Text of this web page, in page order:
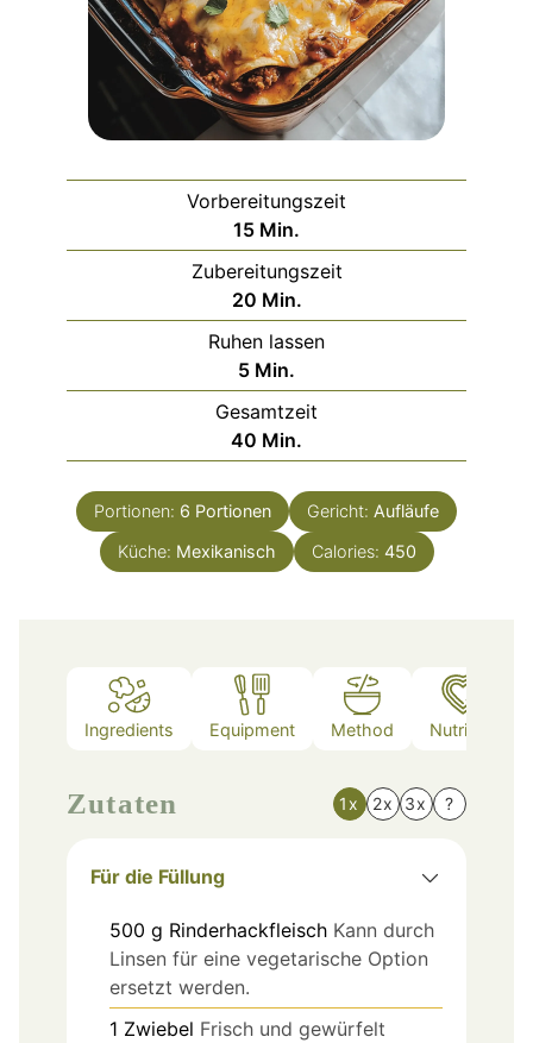
Vorbereitungszeit
15Minuten
Min.
Zubereitungszeit
20Minuten
Min.
Ruhen lassen
5Minuten
Min.
Gesamtzeit
40 Minuten
Min.
Portionen: 6 Portionen Gericht: Aufläufe
Küche: Mexikanisch Calories: 450
Ingredients Equipment Method Nutrition
Zutaten 1x 2x 3x ?
Für die Füllung
500 g Rinderhackfleisch Kann durch
Linsen für eine vegetarische Option
ersetzt werden.
1 Zwiebel Frisch und gewürfelt